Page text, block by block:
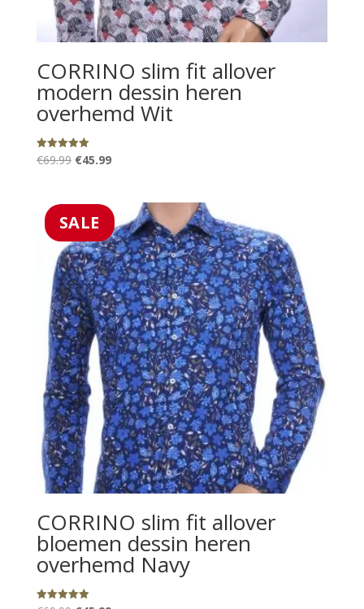
CORRINO slim fit allover
modern dessin heren
overhemd Wit
Gewaardeerd
5.00
€69.99 Oorspronkelijke
€69.99.
€45.99Huidige
€45.99.
SALE
CORRINO slim fit allover
bloemen dessin heren
overhemd Navy